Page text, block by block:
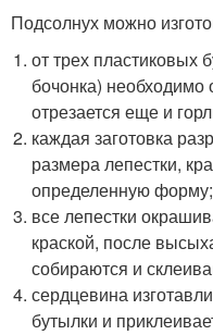
Подсолнух можно
от трех пластиковых
бочонка) необходимо
отрезается еще и
каждая заготовка
размера лепестки,
определенную форму;
все лепестки
краской, после
собираются и
сердцевина
бутылки и